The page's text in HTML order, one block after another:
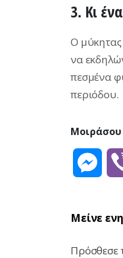
3. Κι
Ο μύκητας
να
πεσμένα
περιόδου.
Μοιράσου
Μείνε
Πρόσθεσε